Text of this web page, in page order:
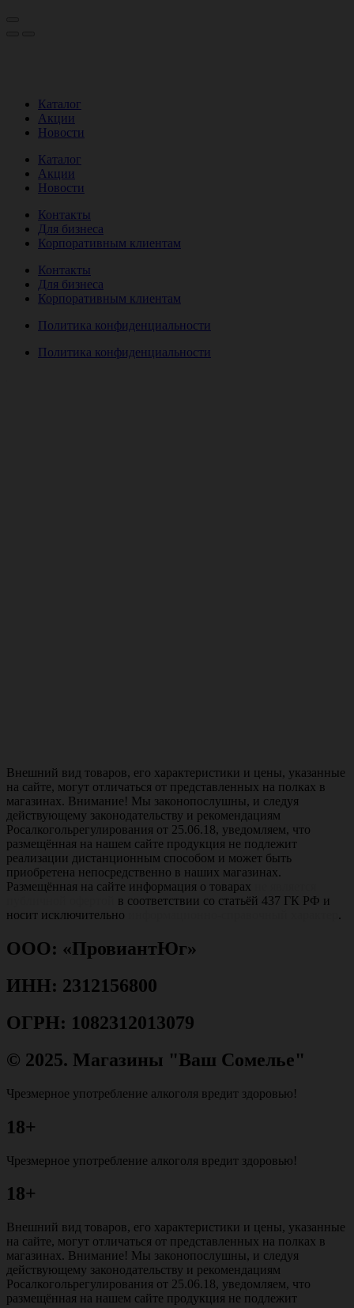
Каталог
Акции
Новости
Каталог
Акции
Новости
Контакты
Для бизнеса
Корпоративным клиентам
Контакты
Для бизнеса
Корпоративным клиентам
Политика конфиденциальности
Политика конфиденциальности
Внешний вид товаров, его характеристики и цены, указанные
на сайте, могут отличаться от представленных на полках в
магазинах. Внимание! Мы законопослушны, и следуя
действующему законодательству и рекомендациям
Росалкогольрегулирования от 25.06.18, уведомляем, что
размещённая на нашем сайте продукция не подлежит
реализации дистанционным способом и может быть
приобретена непосредственно в наших магазинах.
Размещённая на сайте информация о товарах
в соответствии со статьёй 437 ГК РФ и
носит исключительно
.
ООО: «ПровиантЮг»
ИНН: 2312156800
ОГРН: 1082312013079
© 2025. Магазины "Ваш Сомелье"
Чрезмерное употребление алкоголя вредит здоровью!
18+
Чрезмерное употребление алкоголя вредит здоровью!
18+
Внешний вид товаров, его характеристики и цены, указанные
на сайте, могут отличаться от представленных на полках в
магазинах. Внимание! Мы законопослушны, и следуя
действующему законодательству и рекомендациям
Росалкогольрегулирования от 25.06.18, уведомляем, что
размещённая на нашем сайте продукция не подлежит